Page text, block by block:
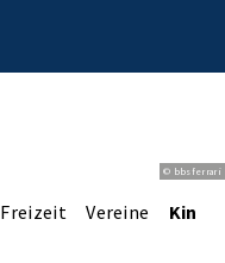
© bbsferrari
Freizeit Vereine